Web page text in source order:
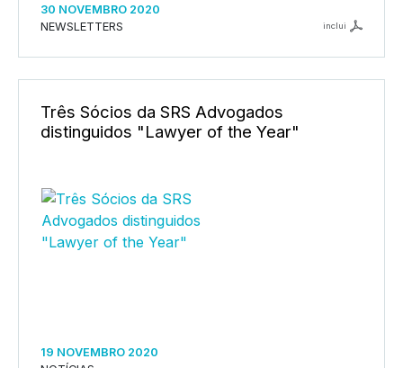
30 NOVEMBRO 2020
NEWSLETTERS
inclui
Três Sócios da SRS Advogados
distinguidos "Lawyer of the Year"
19 NOVEMBRO 2020